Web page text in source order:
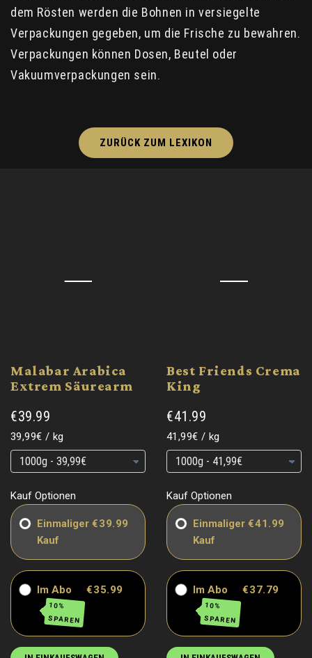
dem Rösten werden die Bohnen in versiegelte
Verpackungen gegeben, um die Frische zu bewahren.
Verpackungen können Dosen, Beutel oder
Vakuumverpackungen sein.
ZURÜCK ZUM LEXIKON
Malabar Arabica
Extrem Säurearm
€39.99
Grundpreis
39,99€ / pro
kg
Grundpreis
Grundpreis
Kauf Optionen
Einmaliger
Kauf
€39.99
Im Abo
10%
SPAREN
€35.99
Best Friends Crema
King
€41.99
Grundpreis
41,99€ / pro
kg
Grundpreis
Grundpreis
Kauf Optionen
Einmaliger
Kauf
€41.99
Im Abo
10%
SPAREN
€37.79